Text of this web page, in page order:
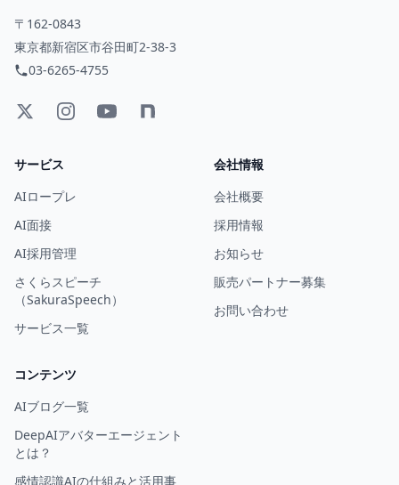
〒162-0843
東京都新宿区市谷田町2-38-3
03-6265-4755
サービス
AIロープレ
AI面接
AI採用管理
さくらスピーチ
（SakuraSpeech）
サービス一覧
会社情報
会社概要
採用情報
お知らせ
販売パートナー募集
お問い合わせ
コンテンツ
AIブログ一覧
DeepAIアバターエージェント
とは？
感情認識AIの仕組みと活用事